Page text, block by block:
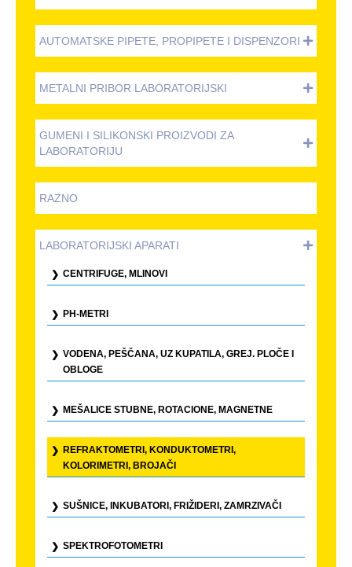
AUTOMATSKE PIPETE, PROPIPETE I DISPENZORI
METALNI PRIBOR LABORATORIJSKI
GUMENI I SILIKONSKI PROIZVODI ZA
LABORATORIJU
RAZNO
LABORATORIJSKI APARATI
CENTRIFUGE, MLINOVI
PH-METRI
VODENA, PEŠČANA, UZ KUPATILA, GREJ. PLOČE I
OBLOGE
MEŠALICE STUBNE, ROTACIONE, MAGNETNE
REFRAKTOMETRI, KONDUKTOMETRI,
KOLORIMETRI, BROJAČI
SUŠNICE, INKUBATORI, FRIŽIDERI, ZAMRZIVAČI
SPEKTROFOTOMETRI